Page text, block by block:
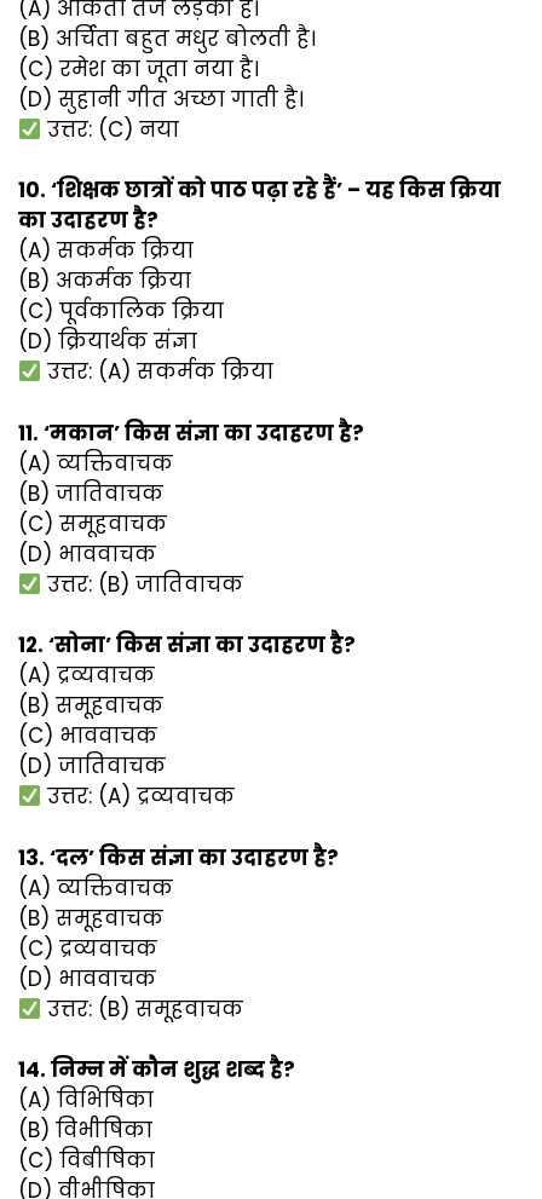
(A) अंकिता तेज लड़की है।
(B) अर्चिता बहुत मधुर बोलती है।
(C) रमेश का जूता नया है।
(D) सुहानी गीत अच्छा गाती है।
उत्तर: (C) नया
10. ‘शिक्षक छात्रों को पाठ पढ़ा रहे हैं’ – यह किस क्रिया
का उदाहरण है?
(A) सकर्मक क्रिया
(B) अकर्मक क्रिया
(C) पूर्वकालिक क्रिया
(D) क्रियार्थक संज्ञा
उत्तर: (A) सकर्मक क्रिया
11. ‘मकान’ किस संज्ञा का उदाहरण है?
(A) व्यक्तिवाचक
(B) जातिवाचक
(C) समूहवाचक
(D) भाववाचक
उत्तर: (B) जातिवाचक
12. ‘सोना’ किस संज्ञा का उदाहरण है?
(A) द्रव्यवाचक
(B) समूहवाचक
(C) भाववाचक
(D) जातिवाचक
उत्तर: (A) द्रव्यवाचक
13. ‘दल’ किस संज्ञा का उदाहरण है?
(A) व्यक्तिवाचक
(B) समूहवाचक
(C) द्रव्यवाचक
(D) भाववाचक
उत्तर: (B) समूहवाचक
14. निम्न में कौन शुद्ध शब्द है?
(A) विभिषिका
(B) विभीषिका
(C) विबीषिका
(D) वीभीषिका